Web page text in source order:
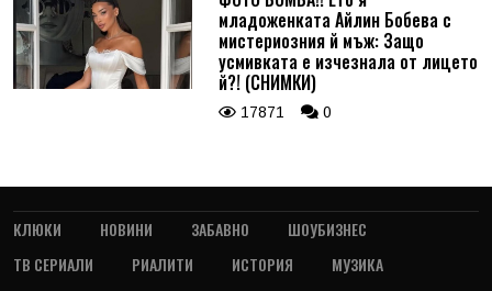
младоженката Айлин Бобева с
мистериозния й мъж: Защо
усмивката е изчезнала от лицето
й?! (СНИМКИ)
17871 0
КЛЮКИ НОВИНИ ЗАБАВНО
ШОУБИЗНЕС
ТВ СЕРИАЛИ
РИАЛИТИ ИСТОРИЯ
МУЗИКА